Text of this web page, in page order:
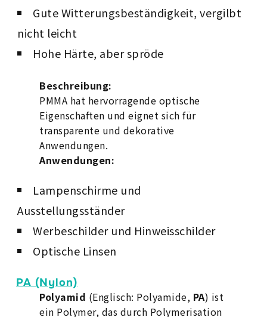
Gute Witterungsbeständigkeit, vergilbt
nicht leicht
Hohe Härte, aber spröde
Beschreibung:
PMMA hat hervorragende optische
Eigenschaften und eignet sich für
transparente und dekorative
Anwendungen.
Anwendungen:
Lampenschirme und
Ausstellungsständer
Werbeschilder und Hinweisschilder
Optische Linsen
PA (Nylon)
Polyamid (Englisch: Polyamide, PA) ist
ein Polymer, das durch Polymerisation